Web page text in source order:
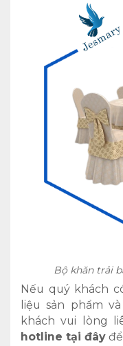
Bộ khăn trải
Nếu quý khách
liệu sản phẩm
khách vui lòng
hotline tại đây